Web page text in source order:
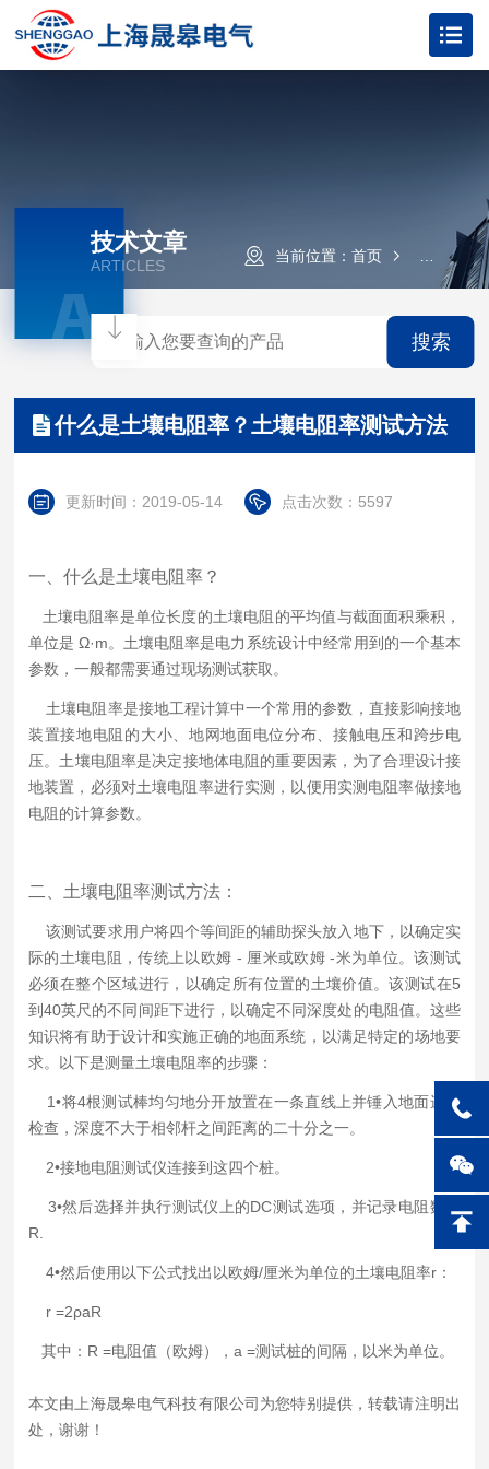
当前位置： 首页 技术文章
A
技术文章
ARTICLES
搜索
什么是土壤电阻率？土壤电阻率测试方法
更新时间：2019-05-14 点击次数：5597
一、什么是土壤电阻率？
土壤电阻率是单位长度的土壤电阻的平均值与截面面积乘积，
单位是 Ω·m。土壤电阻率是电力系统设计中经常用到的一个基本
参数，一般都需要通过现场测试获取。
土壤电阻率是接地工程计算中一个常用的参数，直接影响接地
装置接地电阻的大小、地网地面电位分布、接触电压和跨步电
压。 土壤电阻率是决定接地体电阻的重要因素，为了合理设计接
地装置，必须对土壤电阻率进行实测，以便用实测电阻率做接地
电阻的计算参数。
二、土壤电阻率测试方法：
该测试要求用户将四个等间距的辅助探头放入地下，以确定实
际的土壤电阻，传统上以欧姆 - 厘米或欧姆 -米为单位。该测试
必须在整个区域进行，以确定所有位置的土壤价值。该测试在5
到40英尺的不同间距下进行，以确定不同深度处的电阻值。这些
知识将有助于设计和实施正确的地面系统，以满足特定的场地要
求。以下是测量土壤电阻率的步骤：
1•将4根测试棒均匀地分开放置在一条直线上并锤入地面进行
检查，深度不大于相邻杆之间距离的二十分之一。
2•接地电阻测试仪连接到这四个桩。
3•然后选择并执行测试仪上的DC测试选项，并记录电阻数字
R.
4•然后使用以下公式找出以欧姆/厘米为单位的土壤电阻率r：
r =2ρaR
其中：R =电阻值（欧姆），a =测试桩的间隔，以米为单位。
本文由上海晟皋电气科技有限公司为您特别提供，转载请注明出
处，谢谢！